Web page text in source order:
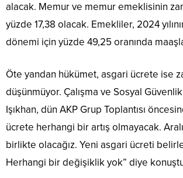
alacak. Memur ve memur emeklisinin
yüzde 17,38 olacak. Emekliler, 2024
dönemi için yüzde 49,25 oranında
Öte yandan hükümet, asgari ücrete ise
düşünmüyor. Çalışma ve Sosyal
Işıkhan, dün AKP Grup Toplantısı
ücrete herhangi bir artış olmayacak.
birlikte olacağız. Yeni asgari ücreti
Herhangi bir değişiklik yok” diye